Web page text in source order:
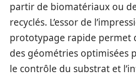
partir de biomatériaux ou
recyclés. L’essor de
prototypage rapide permet
des géométries optimisées
le contrôle du substrat et